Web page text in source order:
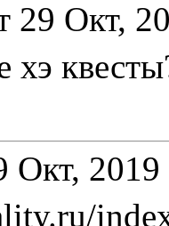
29 Окт,
хэ
Окт, 2019